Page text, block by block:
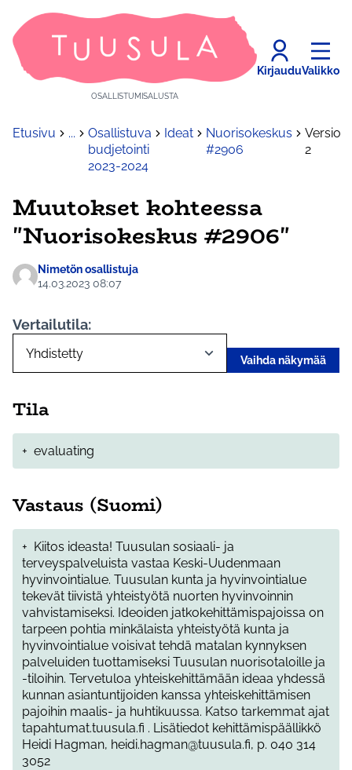
OSALLISTUMISALUSTA
KirjauduValikko
Etusivu ...
Osallistuva
budjetointi
2023-2024
Ideat
Nuorisokeskus
#2906
Versio
2
Muutokset kohteessa
"Nuorisokeskus #2906"
Nimetön osallistuja
14.03.2023 08:07
Vertailutila:
Vaihda näkymää
Tila
+ evaluating
Vastaus (Suomi)
+ Kiitos ideasta! Tuusulan sosiaali- ja
terveyspalveluista vastaa Keski-Uudenmaan
hyvinvointialue. Tuusulan kunta ja hyvinvointialue
tekevät tiivistä yhteistyötä nuorten hyvinvoinnin
vahvistamiseksi. Ideoiden jatkokehittämispajoissa on
tarpeen pohtia minkälaista yhteistyötä kunta ja
hyvinvointialue voisivat tehdä matalan kynnyksen
palveluiden tuottamiseksi Tuusulan nuorisotaloille ja
-tiloihin. Tervetuloa yhteiskehittämään ideaa yhdessä
kunnan asiantuntijoiden kanssa yhteiskehittämisen
pajoihin maalis- ja huhtikuussa. Katso tarkemmat ajat
tapahtumat.tuusula.fi . Lisätiedot kehittämispäällikkö
Heidi Hagman, heidi.hagman@tuusula.fi, p. 040 314
3052